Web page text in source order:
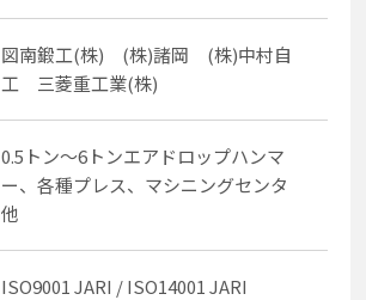
図南鍛工(株) (株)諸岡 (株)中村自
工 三菱重工業(株)
0.5トン～6トンエアドロップハンマ
ー、各種プレス、マシニングセンタ
他
ISO9001 JARI / ISO14001 JARI